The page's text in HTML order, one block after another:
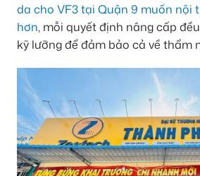
da cho VF3 tại Quận 9 muốn nội
hơn, mỗi quyết định nâng cấp
kỹ lưỡng để đảm bảo cả về thẩm